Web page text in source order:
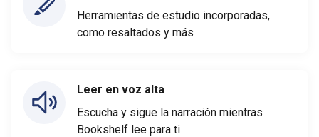
Herramientas de estudio incorporadas,
como resaltados y más
Leer en voz alta
Escucha y sigue la narración mientras
Bookshelf lee para ti